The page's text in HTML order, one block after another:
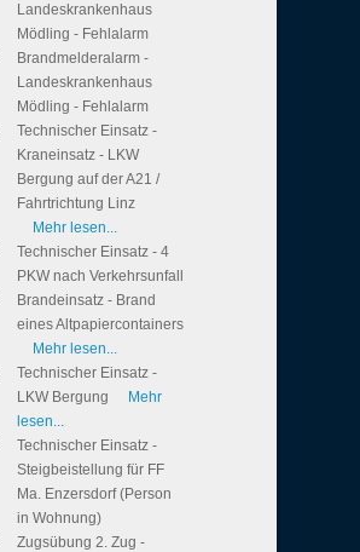
Landeskrankenhaus
Mödling - Fehlalarm
Brandmelderalarm -
Landeskrankenhaus
Mödling - Fehlalarm
Technischer Einsatz -
Kraneinsatz - LKW
Bergung auf der A21 /
Fahrtrichtung Linz
Mehr lesen...
Technischer Einsatz - 4
PKW nach Verkehrsunfall
Brandeinsatz - Brand
eines Altpapiercontainers
Mehr lesen...
Technischer Einsatz -
LKW Bergung
Mehr
lesen...
Technischer Einsatz -
Steigbeistellung für FF
Ma. Enzersdorf (Person
in Wohnung)
Zugsübung 2. Zug -